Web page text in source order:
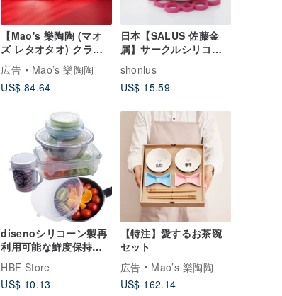
【Mao's 樂陶陶 (マオ
ズ レタオタオ) クラシ
ック復刻 レトロモデ
ル】夫婦大碗ギフトセ
ット
広告
Mao’s 樂陶陶
US$ 84.64
日本【SALUS 佐藤金
属】サークルシリコン
鍋敷き
shonlus
US$ 15.59
disenoシリコーン製再
利用可能な鮮度保持用
HBF Store
US$ 10.13
【特注】愛するお茶碗
セット
広告
Mao’s 樂陶陶
US$ 162.14